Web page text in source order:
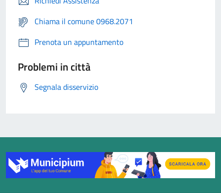
Chiama il comune 0968.2071
Prenota un appuntamento
Problemi in città
Segnala disservizio